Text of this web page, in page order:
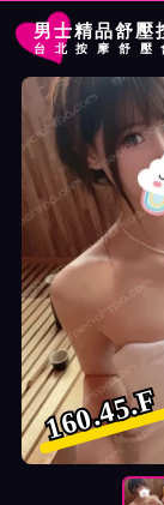
男士精品舒壓
台北按摩舒壓
首頁 紐約館按摩師
紐約館按摩
160.45.F
按摩師晴兒照片